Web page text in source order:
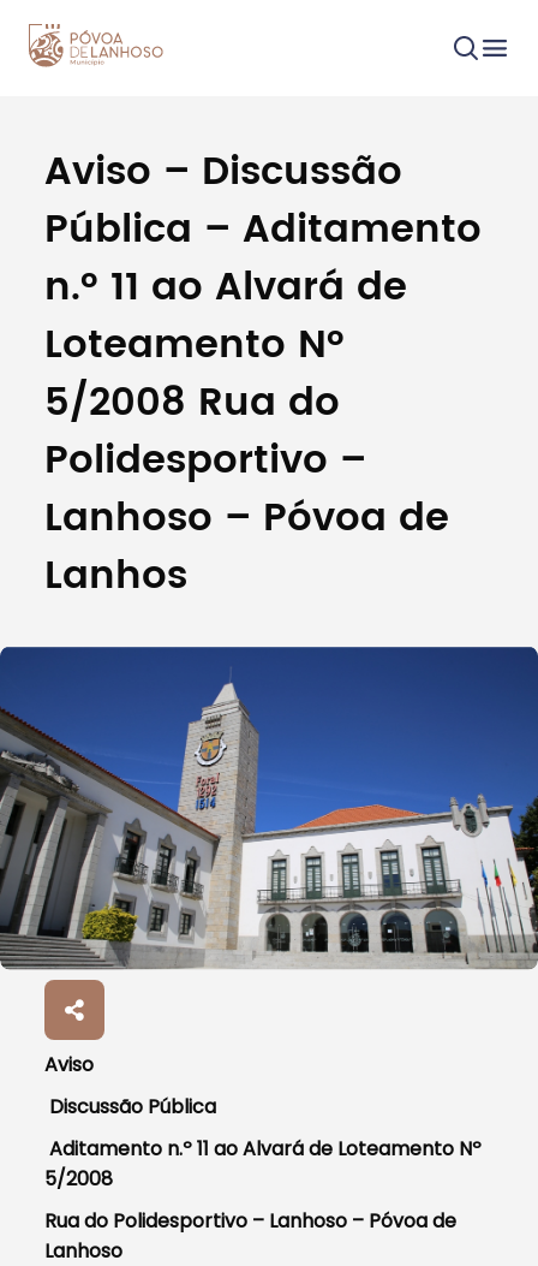
Procurar
Tipo de conteúdo
Filtros
Aviso – Discussão
Pública – Aditamento
n.º 11 ao Alvará de
Loteamento Nº
5/2008 Rua do
Polidesportivo –
Lanhoso – Póvoa de
Lanhos
Aviso
Discussão Pública
Aditamento n.º 11 ao Alvará de Loteamento Nº
5/2008
Rua do Polidesportivo – Lanhoso – Póvoa de
Lanhoso